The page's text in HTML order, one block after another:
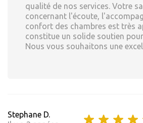
qualité de nos services. Votre
concernant l'écoute,
confort des chambres est très
constitue un solide soutien
Nous vous souhaitons une
Stephane D.